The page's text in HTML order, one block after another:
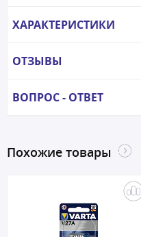
ХАРАКТЕРИСТИКИ
ОТЗЫВЫ
ВОПРОС - ОТВЕТ
Похожие товары